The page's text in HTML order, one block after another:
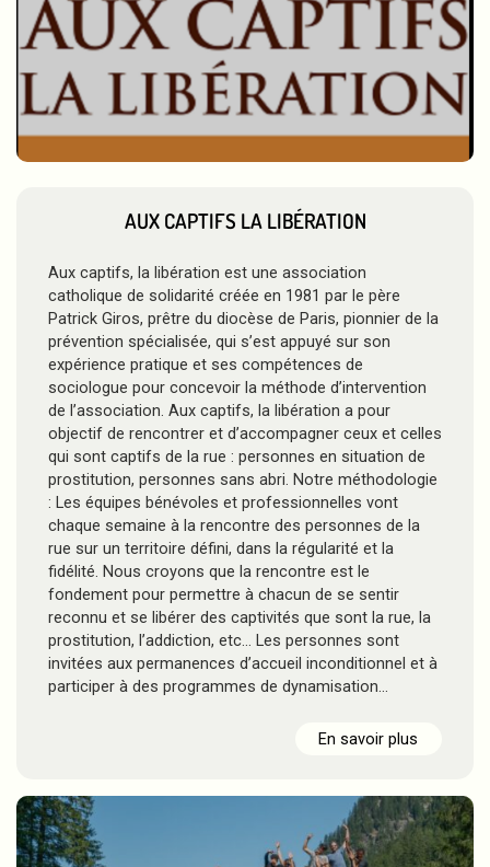
AUX CAPTIFS LA LIBÉRATION
Aux captifs, la libération est une association
catholique de solidarité créée en 1981 par le père
Patrick Giros, prêtre du diocèse de Paris, pionnier de la
prévention spécialisée, qui s’est appuyé sur son
expérience pratique et ses compétences de
sociologue pour concevoir la méthode d’intervention
de l’association. Aux captifs, la libération a pour
objectif de rencontrer et d’accompagner ceux et celles
qui sont captifs de la rue : personnes en situation de
prostitution, personnes sans abri. Notre méthodologie
: Les équipes bénévoles et professionnelles vont
chaque semaine à la rencontre des personnes de la
rue sur un territoire défini, dans la régularité et la
fidélité. Nous croyons que la rencontre est le
fondement pour permettre à chacun de se sentir
reconnu et se libérer des captivités que sont la rue, la
prostitution, l’addiction, etc… Les personnes sont
invitées aux permanences d’accueil inconditionnel et à
participer à des programmes de dynamisation…
En savoir plus